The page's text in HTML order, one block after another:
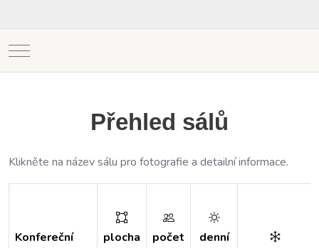
Mobile Menu Toggle
Přehled sálů
Klikněte na název sálu pro fotografie a detailní informace.
Konfereční
plocha
počet
denní